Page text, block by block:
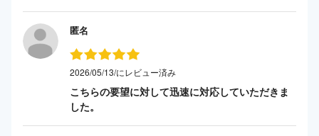
匿名
2026/05/13/にレビュー済み
こちらの要望に対して迅速に対応していただきま
した。